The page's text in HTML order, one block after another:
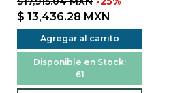
$ 13,436.28 MXN
Agregar al carrito
Disponible en Stock:
61